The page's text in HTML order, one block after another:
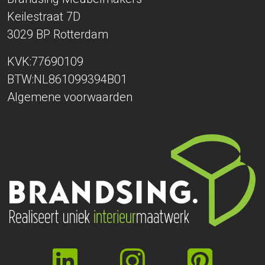
Keilestraat 7D
3029 BP Rotterdam
KVK:77690109
BTW:NL861099394B01
Algemene voorwaarden